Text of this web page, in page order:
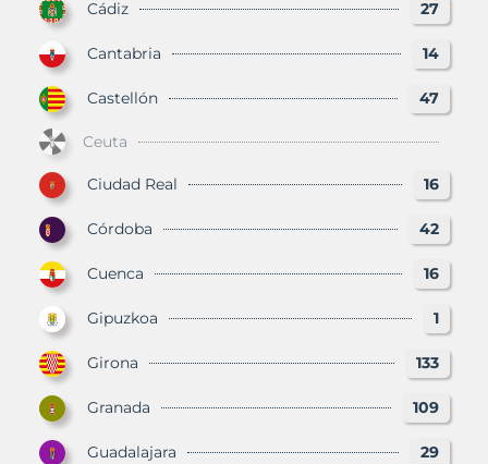
Cádiz 27
Cantabria 14
Castellón 47
Ceuta
Ciudad Real 16
Córdoba 42
Cuenca 16
Gipuzkoa 1
Girona 133
Granada 109
Guadalajara 29